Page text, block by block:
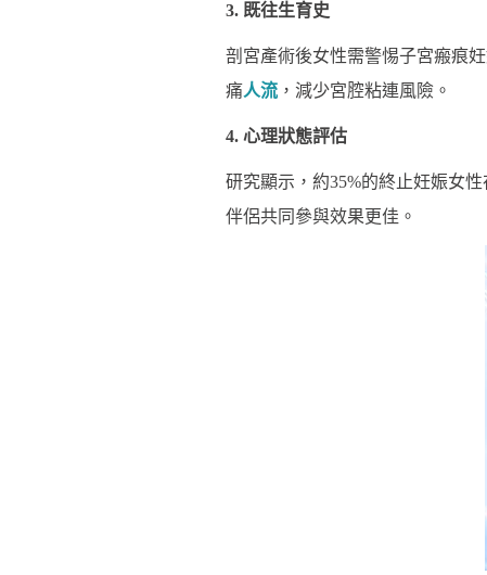
3. 既往生育史
剖宮產術後女性需警惕子宮瘢痕
痛人流，減少宮腔粘連風險。
4. 心理狀態評估
研究顯示，約35%的終止妊娠女
伴侶共同參與效果更佳。